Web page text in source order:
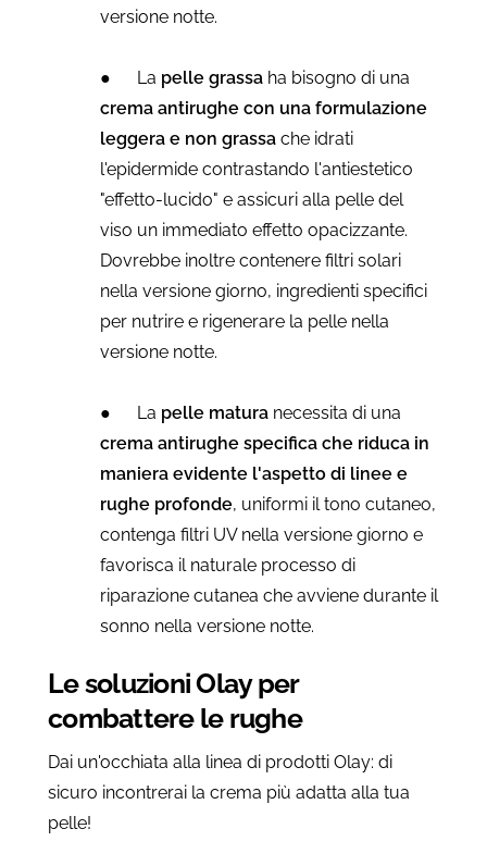
versione notte.
● La pelle grassa ha bisogno di una
crema antirughe con una formulazione
leggera e non grassa che idrati
l'epidermide contrastando l'antiestetico
"effetto-lucido" e assicuri alla pelle del
viso un immediato effetto opacizzante.
Dovrebbe inoltre contenere filtri solari
nella versione giorno, ingredienti specifici
per nutrire e rigenerare la pelle nella
versione notte.
● La pelle matura necessita di una
crema antirughe specifica che riduca in
maniera evidente l'aspetto di linee e
rughe profonde, uniformi il tono cutaneo,
contenga filtri UV nella versione giorno e
favorisca il naturale processo di
riparazione cutanea che avviene durante il
sonno nella versione notte.
Le soluzioni Olay per
combattere le rughe
Dai un'occhiata alla linea di prodotti Olay: di
sicuro incontrerai la crema più adatta alla tua
pelle!